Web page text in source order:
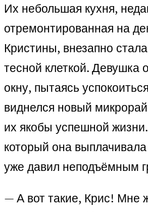
Их небольшая кухня,
отремонтированная на
Кристины, внезапно
тесной клеткой. Девушка
окну, пытаясь
виднелся новый
их якобы успешной
который она выплачивала
уже давил неподъёмным
— А вот такие, Крис! Мне